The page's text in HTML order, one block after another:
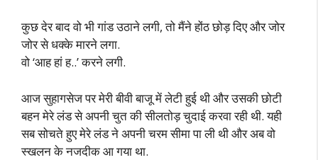
कुछ देर बाद वो भी गांड उठाने लगी, तो मैंने होंठ छोड़ दिए और जोर
जोर से धक्के मारने लगा.
वो ‘आह हां ह..’ करने लगी.
आज सुहागसेज पर मेरी बीवी बाजू में लेटी हुई थी और उसकी छोटी
बहन मेरे लंड से अपनी चुत की सीलतोड़ चुदाई करवा रही थी. यही
सब सोचते हुए मेरे लंड ने अपनी चरम सीमा पा ली थी और अब वो
स्खलन के नजदीक आ गया था.